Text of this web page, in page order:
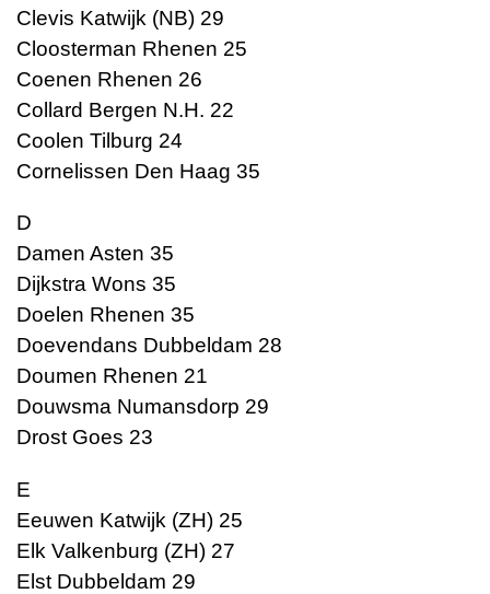
Clevis Katwijk (NB) 29
Cloosterman Rhenen 25
Coenen Rhenen 26
Collard Bergen N.H. 22
Coolen Tilburg 24
Cornelissen Den Haag 35
D
Damen Asten 35
Dijkstra Wons 35
Doelen Rhenen 35
Doevendans Dubbeldam 28
Doumen Rhenen 21
Douwsma Numansdorp 29
Drost Goes 23
E
Eeuwen Katwijk (ZH) 25
Elk Valkenburg (ZH) 27
Elst Dubbeldam 29